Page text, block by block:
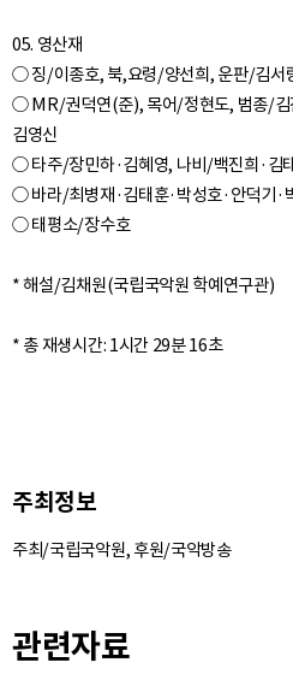
05. 영산재
○ 징/이종호, 북,요령/양선희, 운판/김서
○ MR/권덕연(준), 목어/정현도, 범종/
김영신
○ 타주/장민하·김혜영, 나비/백진희·김
○ 바라/최병재·김태훈·박성호·안덕기·
○ 태평소/장수호
* 해설/김채원(국립국악원 학예연구관)
* 총 재생시간: 1시간 29분 16초
주최정보
주최/국립국악원, 후원/국악방송
관련자료